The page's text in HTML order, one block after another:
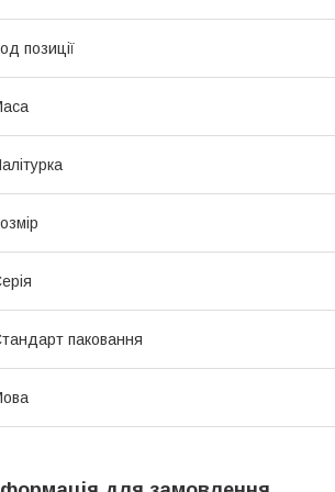
позиції
паковання